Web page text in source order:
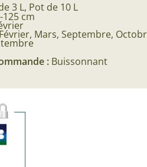
3 L, Pot de 10 L
125 cm
Février, Mars, Septembre,
: Buissonnant